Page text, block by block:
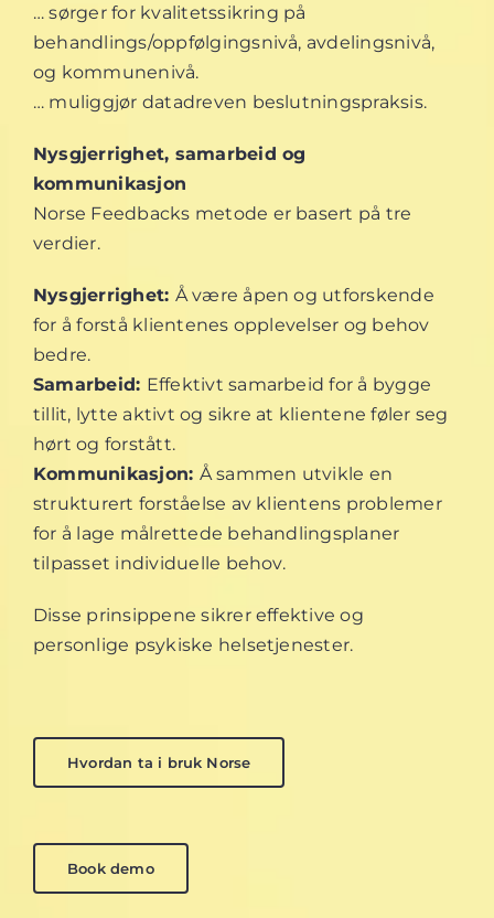
… sørger for kvalitetssikring på
behandlings/oppfølgingsnivå, avdelingsnivå,
og kommunenivå.
… muliggjør datadreven beslutningspraksis.
Nysgjerrighet, samarbeid og
kommunikasjon
Norse Feedbacks metode er basert på tre
verdier.
Nysgjerrighet: Å være åpen og utforskende
for å forstå klientenes opplevelser og behov
bedre.
Samarbeid: Effektivt samarbeid for å bygge
tillit, lytte aktivt og sikre at klientene føler seg
hørt og forstått.
Kommunikasjon: Å sammen utvikle en
strukturert forståelse av klientens problemer
for å lage målrettede behandlingsplaner
tilpasset individuelle behov.
Disse prinsippene sikrer effektive og
personlige psykiske helsetjenester.
Hvordan ta i bruk Norse
Book demo